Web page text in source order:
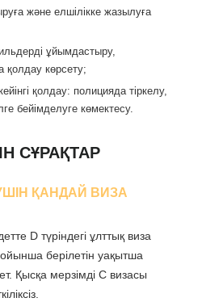
және елшілікке жазылуға
ұйымдастыру,
қолдау көрсету;
қолдау: полицияда тіркелу,
бейімделуге көмектесу.
СҰРАҚТАР
ҚАНДАЙ ВИЗА
D түріндегі ұлттық виза
берілетін уақытша
Қысқа мерзімді С визасы